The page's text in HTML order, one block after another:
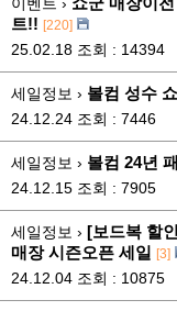
트!! [220]
25.02.18 조회 : 14394
세일정보 › 볼컴 성수
24.12.24 조회 : 7446
세일정보 › 볼컴 24년
24.12.15 조회 : 7905
세일정보 › [보드복 할
매장 시즌오픈 세일 [3]
24.12.04 조회 : 10875